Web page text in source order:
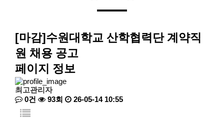
[마감]수원대학교 산학협력단 계약직
원 채용 공고
페이지 정보
최고관리자
0건
93회 26-05-14 10:55